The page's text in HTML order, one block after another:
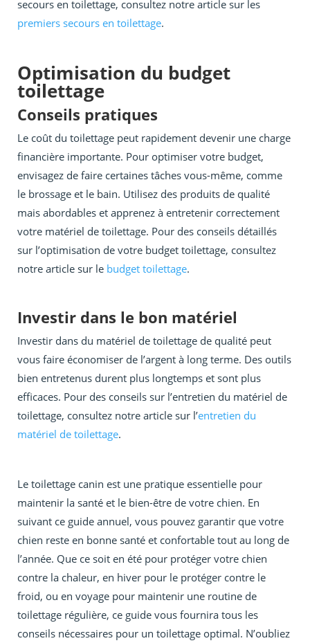
secours en toilettage, consultez notre article sur les
premiers secours en toilettage.
Optimisation du budget
toilettage
Conseils pratiques
Le coût du toilettage peut rapidement devenir une charge
financière importante. Pour optimiser votre budget,
envisagez de faire certaines tâches vous-même, comme
le brossage et le bain. Utilisez des produits de qualité
mais abordables et apprenez à entretenir correctement
votre matériel de toilettage. Pour des conseils détaillés
sur l’optimisation de votre budget toilettage, consultez
notre article sur le budget toilettage.
Investir dans le bon matériel
Investir dans du matériel de toilettage de qualité peut
vous faire économiser de l’argent à long terme. Des outils
bien entretenus durent plus longtemps et sont plus
efficaces. Pour des conseils sur l’entretien du matériel de
toilettage, consultez notre article sur l’entretien du
matériel de toilettage.
Le toilettage canin est une pratique essentielle pour
maintenir la santé et le bien-être de votre chien. En
suivant ce guide annuel, vous pouvez garantir que votre
chien reste en bonne santé et confortable tout au long de
l’année. Que ce soit en été pour protéger votre chien
contre la chaleur, en hiver pour le protéger contre le
froid, ou en voyage pour maintenir une routine de
toilettage régulière, ce guide vous fournira tous les
conseils nécessaires pour un toilettage optimal. N’oubliez